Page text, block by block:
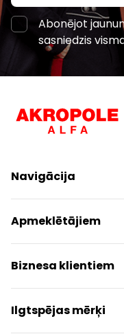
Abonējot
sasniedzis
Navigācija
Iepirkšanās
Pakalpojumi
Izklaides
Restorāni
Apmeklētājiem
Centra plāns
Dzīvniekiem draudzīgs
Kontakti
Akcijas
Biznesa klientiem
Kontakti
Paziņojums presei
Ilgtspējas mērķi